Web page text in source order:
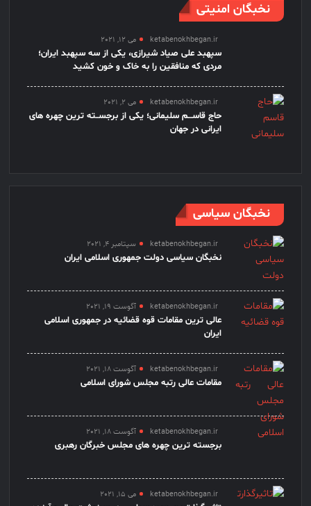
نخبگان امنیتی
ketabenokhbegan.ir می 12, 2021
سپهبد علی صیاد شیرازی، یکی از سه سپهبد ایران؛
مردی که منافقین را به خاک و خون کشید
ketabenokhbegan.ir می 2, 2021
حاج قاســـم سلیمانی؛ یکی از برجســته ترین چهره های
ایرانی در جهان
نخبگان سیاسی
ketabenokhbegan.ir سپتامبر 4, 2021
نخبگان سیاسی دولت جمهوری اسلامی ایران
ketabenokhbegan.ir آگوست 19, 2021
عالی ترین مقامات قوه قضائیه در جمهوری اسلامی
ایران
ketabenokhbegan.ir آگوست 18, 2021
مقامات عالی رتبه مجلس شورای اسلامی
ketabenokhbegan.ir آگوست 18, 2021
برجسته ترین چهره های مجلس خبرگان رهبری
ketabenokhbegan.ir می 15, 2021